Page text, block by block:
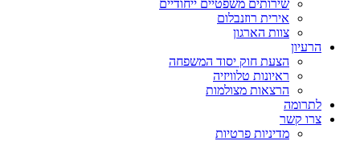
שירותים משפטיים ייחודיים
אירית רוזנבלום
צוות הארגון
הרעיון
הצעת חוק יסוד המשפחה
ראיונות טלוויזיה
הרצאות מצולמות
לתרומה
צרו קשר
מדיניות פרטיות